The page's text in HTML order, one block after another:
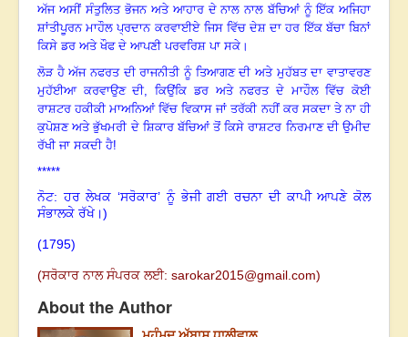
ਅੱਜ ਅਸੀਂ ਸੰਤੁਲਿਤ ਭੋਜਨ ਅਤੇ ਆਹਾਰ ਦੇ ਨਾਲ ਨਾਲ ਬੱਚਿਆਂ ਨੂੰ ਇੱਕ ਅਜਿਹਾ
ਸ਼ਾਂਤੀਪੂਰਨ ਮਾਹੌਲ ਪ੍ਰਦਾਨ ਕਰਵਾਈਏ ਜਿਸ ਵਿੱਚ ਦੇਸ਼ ਦਾ ਹਰ ਇੱਕ ਬੱਚਾ ਬਿਨਾਂ
ਕਿਸੇ ਡਰ ਅਤੇ ਖੌਫ ਦੇ ਆਪਣੀ ਪਰਵਰਿਸ਼ ਪਾ ਸਕੇ ।
ਲੋੜ ਹੈ ਅੱਜ ਨਫਰਤ ਦੀ ਰਾਜਨੀਤੀ ਨੂੰ ਤਿਆਗਣ ਦੀ ਅਤੇ ਮੁਹੱਬਤ ਦਾ ਵਾਤਾਵਰਣ
ਮੁਹੱਈਆ ਕਰਵਾਉਣ ਦੀ, ਕਿਉਂਕਿ ਡਰ ਅਤੇ ਨਫਰਤ ਦੇ ਮਾਹੌਲ ਵਿੱਚ ਕੋਈ
ਰਾਸ਼ਟਰ ਹਕੀਕੀ ਮਾਅਨਿਆਂ ਵਿੱਚ ਵਿਕਾਸ ਜਾਂ ਤਰੱਕੀ ਨਹੀਂ ਕਰ ਸਕਦਾ ਤੇ ਨਾ ਹੀ
ਕੁਪੋਸ਼ਣ ਅਤੇ ਭੁੱਖਮਰੀ ਦੇ ਸ਼ਿਕਾਰ ਬੱਚਿਆਂ ਤੋਂ ਕਿਸੇ ਰਾਸ਼ਟਰ ਨਿਰਮਾਣ ਦੀ ਉਮੀਦ
ਰੱਖੀ ਜਾ ਸਕਦੀ ਹੈ!
*****
ਨੋਟ: ਹਰ ਲੇਖਕ ‘ਸਰੋਕਾਰ’ ਨੂੰ ਭੇਜੀ ਗਈ ਰਚਨਾ ਦੀ ਕਾਪੀ ਆਪਣੇ ਕੋਲ
ਸੰਭਾਲਕੇ ਰੱਖੇ।)
(1795)
(ਸਰੋਕਾਰ ਨਾਲ ਸੰਪਰਕ ਲਈ: sarokar2015@gmail.com)
About the Author